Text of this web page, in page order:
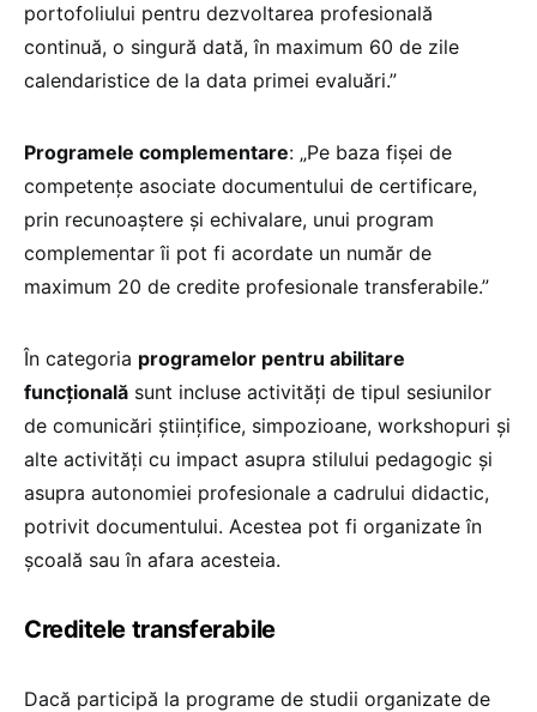
portofoliului pentru dezvoltarea profesională
continuă, o singură dată, în maximum 60 de zile
calendaristice de la data primei evaluări.”
Programele complementare: „Pe baza fișei de
competențe asociate documentului de certificare,
prin recunoaștere și echivalare, unui program
complementar îi pot fi acordate un număr de
maximum 20 de credite profesionale transferabile.”
În categoria programelor pentru abilitare
funcțională sunt incluse activități de tipul sesiunilor
de comunicări științifice, simpozioane, workshopuri și
alte activități cu impact asupra stilului pedagogic și
asupra autonomiei profesionale a cadrului didactic,
potrivit documentului. Acestea pot fi organizate în
școală sau în afara acesteia.
Creditele transferabile
Dacă participă la programe de studii organizate de